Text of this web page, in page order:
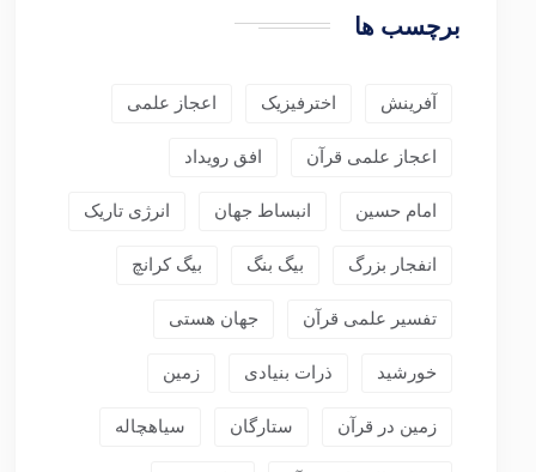
برچسب ها
آفرینش اخترفیزیک اعجاز علمی
اعجاز علمی قرآن افق رویداد
امام حسین انبساط جهان انرژی تاریک
انفجار بزرگ بیگ بنگ بیگ کرانچ
تفسیر علمی قرآن جهان هستی
خورشید ذرات بنیادی زمین
زمین در قرآن ستارگان سیاهچاله